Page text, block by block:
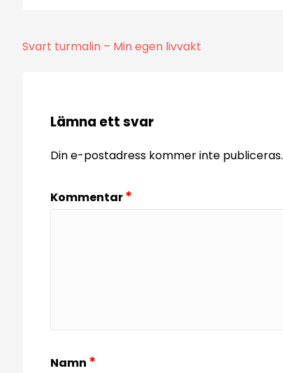
Inläggsnavigering
Svart turmalin – Min egen livvakt
Lämna ett svar
Din e-postadress kommer inte publiceras.
Kommentar*
Namn *